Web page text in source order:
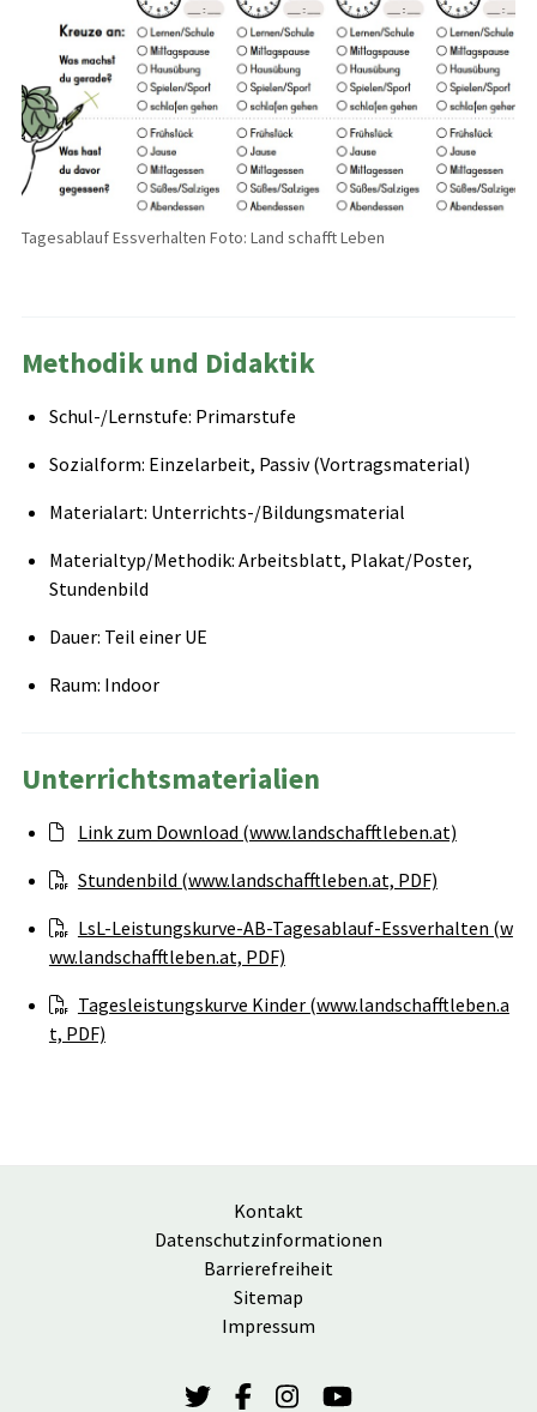
Tagesablauf Essverhalten Foto: Land schafft Leben
Methodik und Didaktik
Schul-/Lernstufe: Primarstufe
Sozialform: Einzelarbeit, Passiv (Vortragsmaterial)
Materialart: Unterrichts-/Bildungsmaterial
Materialtyp/Methodik: Arbeitsblatt, Plakat/Poster,
Stundenbild
Dauer: Teil einer UE
Raum: Indoor
Unterrichtsmaterialien
Link zum Download (www.landschafftleben.at)
Stundenbild (www.landschafftleben.at, PDF)
LsL-Leistungskurve-AB-Tagesablauf-Essverhalten (w
ww.landschafftleben.at, PDF)
Tagesleistungskurve Kinder (www.landschafftleben.a
t, PDF)
Kontakt
Datenschutzinformationen
Barrierefreiheit
Sitemap
Impressum